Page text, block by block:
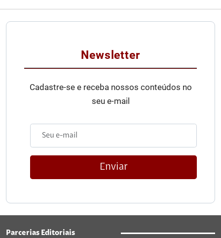
Newsletter
Cadastre-se e receba nossos conteúdos no
seu e-mail
Enviar
Parcerias Editoriais